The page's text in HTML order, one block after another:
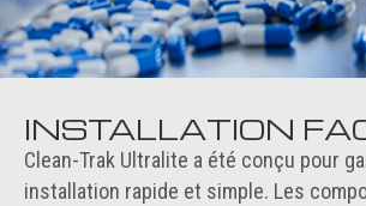
INSTALLATION
Clean-Trak Ultralite a été conçu pour
installation rapide et simple. Les